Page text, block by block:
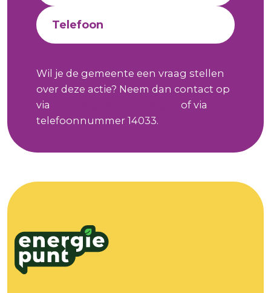
Telefoon
Wil je de gemeente een vraag stellen
over deze actie? Neem dan contact op
via
of via
telefoonnummer 14033.